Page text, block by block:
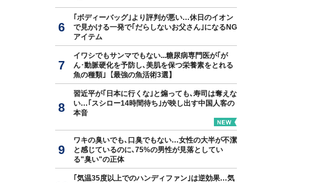
｢ボディーバッグ｣より評判が悪い…休日のイオン
で見かける一発で｢だらしないお父さん｣になるNG
アイテム
イワシでもサンマでもない...糖尿病専門医が｢が
ん･動脈硬化を予防し､美肌を保つ栄養素をとれる
魚の種類｣【最強の魚活術3選】
習近平が｢日本に行くな｣と煽っても､寿司は奪えな
い…｢スシロー14時間待ち｣が映し出す中国人客の
本音
ワキの臭いでも､口臭でもない…女性の大半が不潔
と感じているのに､75%の男性が見落としてい
る"臭い"の正体
｢気温35度以上でのハンディファン｣は逆効果…気